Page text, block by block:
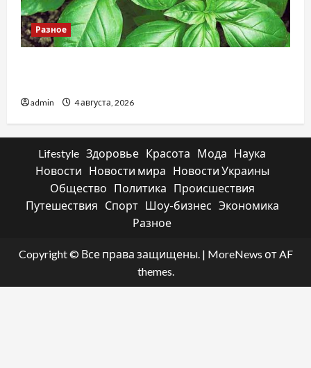
Разное
admin 4 августа, 2026
Lifestyle Здоровье Красота Мода
Наука
Новости
Новости мира
Новости Украины
Общество
Политика
Происшествия
Путешествия
Спорт Шоу-бизнес Экономика
Разное
Copyright © Все права защищены. | MoreNews от AF
themes.